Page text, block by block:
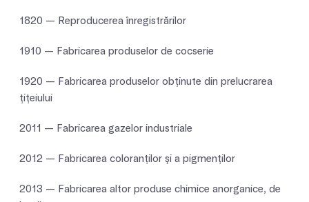
1820 — Reproducerea înregistrărilor
1910 — Fabricarea produselor de cocserie
1920 — Fabricarea produselor obţinute din prelucrarea
ţiţeiului
2011 — Fabricarea gazelor industriale
2012 — Fabricarea coloranţilor şi a pigmenţilor
2013 — Fabricarea altor produse chimice anorganice, de